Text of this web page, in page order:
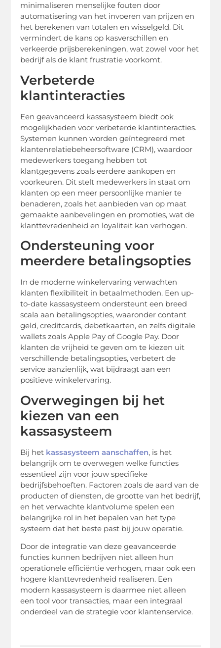
minimaliseren menselijke fouten door
automatisering van het invoeren van prijzen en
het berekenen van totalen en wisselgeld. Dit
vermindert de kans op kasverschillen en
verkeerde prijsberekeningen, wat zowel voor het
bedrijf als de klant frustratie voorkomt.
Verbeterde
klantinteracties
Een geavanceerd kassasysteem biedt ook
mogelijkheden voor verbeterde klantinteracties.
Systemen kunnen worden geïntegreerd met
klantenrelatiebeheersoftware (CRM), waardoor
medewerkers toegang hebben tot
klantgegevens zoals eerdere aankopen en
voorkeuren. Dit stelt medewerkers in staat om
klanten op een meer persoonlijke manier te
benaderen, zoals het aanbieden van op maat
gemaakte aanbevelingen en promoties, wat de
klanttevredenheid en loyaliteit kan verhogen.
Ondersteuning voor
meerdere betalingsopties
In de moderne winkelervaring verwachten
klanten flexibiliteit in betaalmethoden. Een up-
to-date kassasysteem ondersteunt een breed
scala aan betalingsopties, waaronder contant
geld, creditcards, debetkaarten, en zelfs digitale
wallets zoals Apple Pay of Google Pay. Door
klanten de vrijheid te geven om te kiezen uit
verschillende betalingsopties, verbetert de
service aanzienlijk, wat bijdraagt aan een
positieve winkelervaring.
Overwegingen bij het
kiezen van een
kassasysteem
Bij het kassasysteem aanschaffen, is het
belangrijk om te overwegen welke functies
essentieel zijn voor jouw specifieke
bedrijfsbehoeften. Factoren zoals de aard van de
producten of diensten, de grootte van het bedrijf,
en het verwachte klantvolume spelen een
belangrijke rol in het bepalen van het type
systeem dat het beste past bij jouw operatie.
Door de integratie van deze geavanceerde
functies kunnen bedrijven niet alleen hun
operationele efficiëntie verhogen, maar ook een
hogere klanttevredenheid realiseren. Een
modern kassasysteem is daarmee niet alleen
een tool voor transacties, maar een integraal
onderdeel van de strategie voor klantenservice.